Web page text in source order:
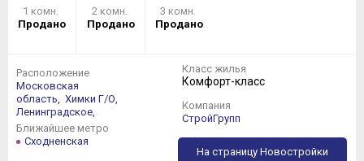
1 комн.
Продано
2 комн.
Продано
3 комн.
Продано
Расположение
Московская
область, Химки Г/О,
Ленинградское,
Ближайшее метро
Сходненская
Класс жилья
Комфорт-класс
Компания
СтройГрупп
На страницу Новостройки